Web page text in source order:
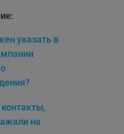
указать в
на